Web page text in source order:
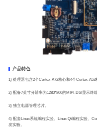
产品特色
1) 处理器包含2个Cortex-A72核心和4个Cortex-
2) 配备7英寸分辨率为1280*800的MIPI-DSI显示终
3) 独立电源管理芯片。
4) 配套Linux系统编程实验、Linux Qt编程实验、
发实验。